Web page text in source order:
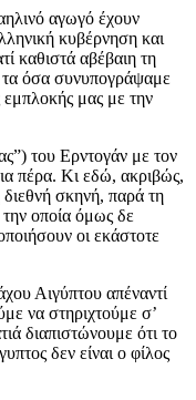
αγωγό έχουν
κυβέρνηση και
καθιστά αβέβαιη τη
όσα συνυπογράψαμε
εμπλοκής μας με την
του Ερντογάν με τον
πέρα. Κι εδώ, ακριβώς,
διεθνή σκηνή, παρά τη
οποία όμως δε
οι εκάστοτε
Αιγύπτου απέναντί
να στηριχτούμε σ’
διαπιστώνουμε ότι το
δεν είναι ο φίλος